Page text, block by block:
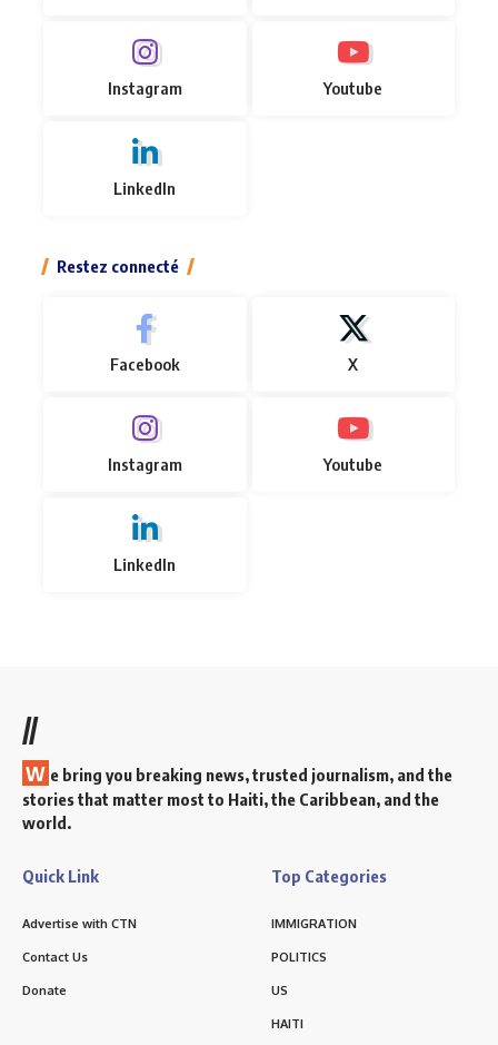
Instagram Youtube
LinkedIn
Restez connecté
Facebook X
Instagram Youtube
LinkedIn
//
W e bring you breaking news, trusted journalism, and the
stories that matter most to Haiti, the Caribbean, and the
world.
Quick Link
Advertise with CTN
Contact Us
Donate
Top Categories
IMMIGRATION
POLITICS
US
HAITI